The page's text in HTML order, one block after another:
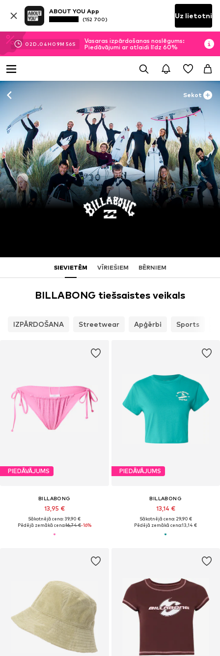
ABOUT YOU App
(152 700) Uz lietotni
02D.04H 09M 55S
Vasaras izpārdošanas noslēgums:
Piedāvājumi ar atlaidi līdz 60%
Sekot
SIEVIETĒM VĪRIEŠIEM BĒRNIEM
BILLABONG tiešsaistes veikals
IZPĀRDOŠANA Streetwear Apģērbi Sports
PIEDĀVĀJUMS
BILLABONG
13,95 €
Sākotnējā cena: 39,90 €
Pēdējā zemākā cena:16,74 €-16%
PIEDĀVĀJUMS
BILLABONG
13,14 €
Sākotnējā cena: 29,90 €
Pēdējā zemākā cena:13,14 €